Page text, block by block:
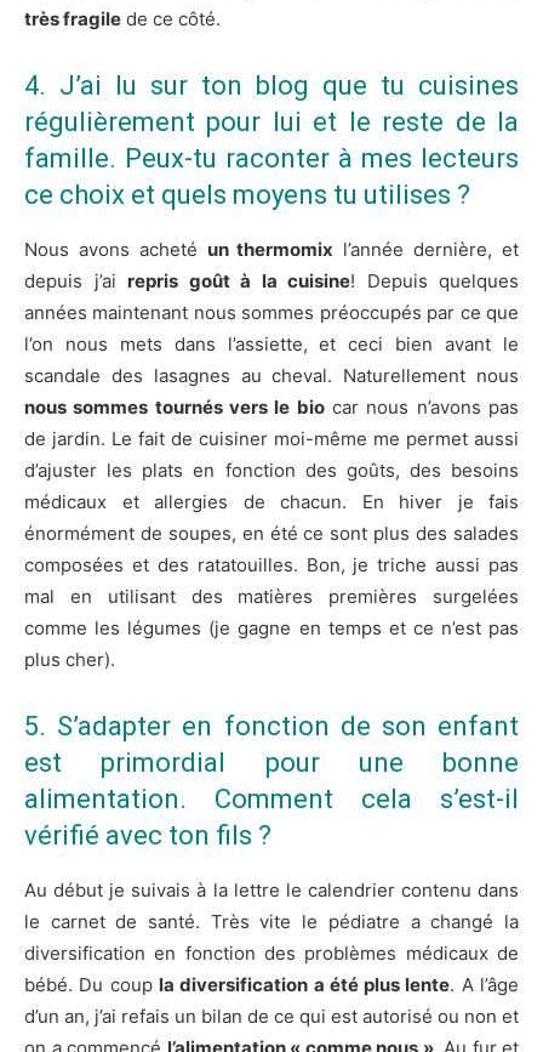
très fragile de ce côté.
4. J’ai lu sur ton blog que tu cuisines
régulièrement pour lui et le reste de la
famille. Peux-tu raconter à mes lecteurs
ce choix et quels moyens tu utilises ?
​Nous avons acheté un thermomix l’année dernière, et
depuis j’ai repris goût à la cuisine! Depuis quelques
années maintenant nous sommes préoccupés par ce que
l’on nous mets dans l’assiette, et ceci bien avant le
scandale des lasagnes au cheval. Naturellement nous
nous sommes tournés vers le biocar nous n’avons pas
de jardin. Le fait de cuisiner moi-même me permet aussi
d’ajuster les plats en fonction des goûts, des besoins
médicaux et allergies de chacun. En hiver je fais
énormément de soupes, en été ce sont plus des salades
composées et des ratatouilles. Bon, je triche aussi pas
mal en utilisant des matières premières surgelées
comme les légumes (je gagne en temps et ce n’est pas
plus cher).
5. S’adapter en fonction de son enfant
est primordial pour une bonne
alimentation. Comment cela s’est-il
vérifié avec ton fils ?
Au début je suivais à la lettre le calendrier contenu dans
le carnet de santé. Très vite le pédiatre a changé la
diversification​ en fonction des problèmes médicaux de
bébé. Du coup la diversification a été plus lente. A l’âge
d’un an, j’ai refais un bilan de ce qui est autorisé ou non et